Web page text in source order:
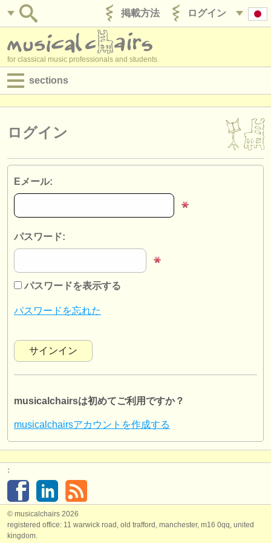
ログイン
掲載方法
for classical music professionals and students
sections
求人情報 (演奏関係の職)
求人情報 (管理者関連の職)
講習会
楽器の販売
盗まれた楽器
オーケストラ
ユース オーケストラ
musicalchairs:
musicalchairsについて
rss feeds
クラシック音楽ニュース
ログイン
Eメール:
パスワード:
パスワードを表示する
パスワードを忘れた
musicalchairsは初めてご利用ですか？
musicalchairsアカウントを作成する
:
© musicalchairs 2026
registered office: 11 warwick road, old trafford, manchester, m16 0qq, united
kingdom.